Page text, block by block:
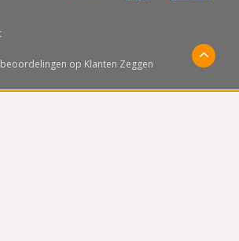
beoordelingen op Klanten Zeggen